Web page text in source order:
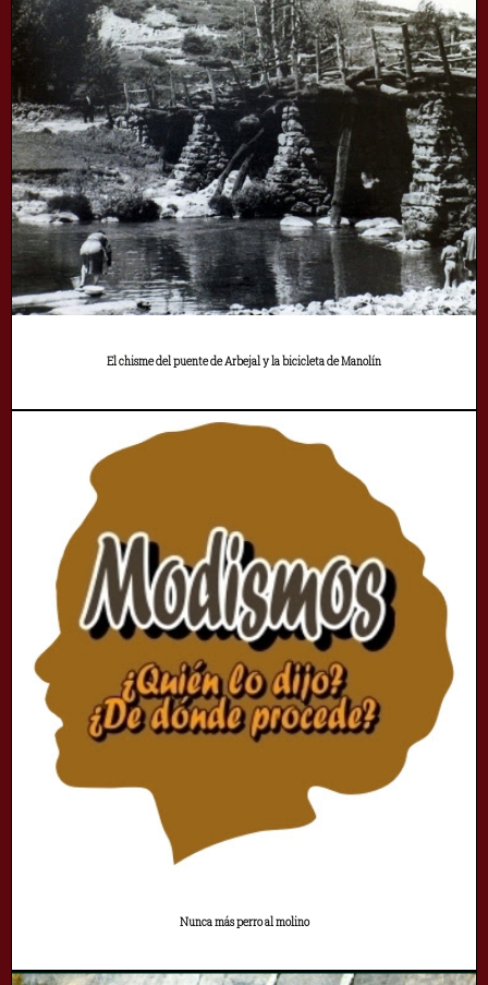
El chisme del puente de Arbejal y la bicicleta de Manolín
Nunca más perro al molino